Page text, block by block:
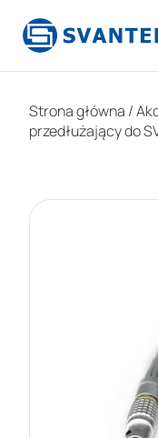
Strona główna /
przedłużający do